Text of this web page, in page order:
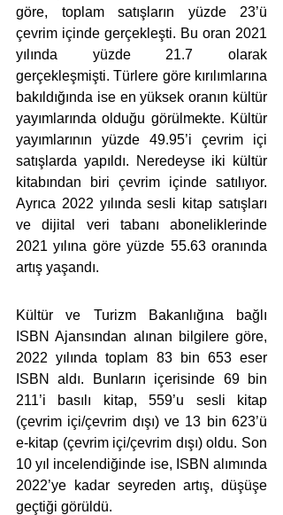
göre, toplam satışların yüzde 23’ü
çevrim içinde gerçekleşti. Bu oran 2021
yılında yüzde 21.7 olarak
gerçekleşmişti. Türlere göre kırılımlarına
bakıldığında ise en yüksek oranın kültür
yayımlarında olduğu görülmekte. Kültür
yayımlarının yüzde 49.95’i çevrim içi
satışlarda yapıldı. Neredeyse iki kültür
kitabından biri çevrim içinde satılıyor.
Ayrıca 2022 yılında sesli kitap satışları
ve dijital veri tabanı aboneliklerinde
2021 yılına göre yüzde 55.63 oranında
artış yaşandı.
Kültür ve Turizm Bakanlığına bağlı
ISBN Ajansından alınan bilgilere göre,
2022 yılında toplam 83 bin 653 eser
ISBN aldı. Bunların içerisinde 69 bin
211’i basılı kitap, 559’u sesli kitap
(çevrim içi/çevrim dışı) ve 13 bin 623’ü
e-kitap (çevrim içi/çevrim dışı) oldu. Son
10 yıl incelendiğinde ise, ISBN alımında
2022’ye kadar seyreden artış, düşüşe
geçtiği görüldü.